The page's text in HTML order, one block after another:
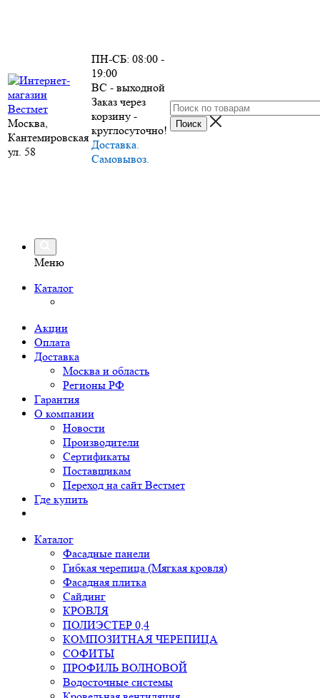
Москва,
Кантемировская
ул. 58
ПН-СБ: 08:00 -
19:00
ВС - выходной
Заказ через
корзину -
круглосуточно!
Доставка.
Самовывоз.
Меню
Каталог
Акции
Оплата
Доставка
Москва и область
Регионы РФ
Гарантия
О компании
Новости
Производители
Сертификаты
Поставщикам
Переход на сайт Вестмет
Где купить
Каталог
Фасадные панели
Гибкая черепица (Мягкая кровля)
Фасадная плитка
Сайдинг
КРОВЛЯ
ПОЛИЭСТЕР 0,4
КОМПОЗИТНАЯ ЧЕРЕПИЦА
СОФИТЫ
ПРОФИЛЬ ВОЛНОВОЙ
Водосточные системы